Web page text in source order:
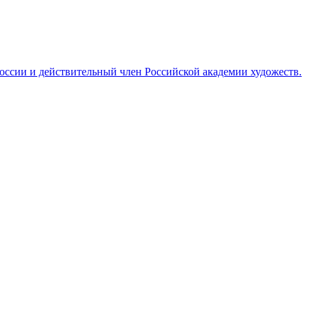
и действительный член Российской академии художеств.